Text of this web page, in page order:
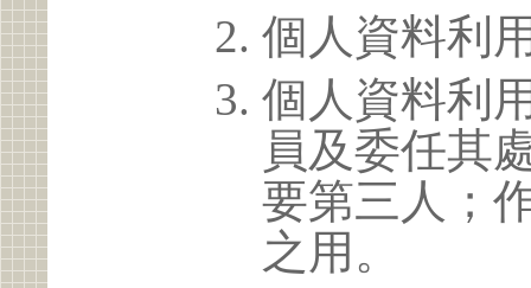
個人資料利
個人資料利
員及委任其
要第三人；
之用。